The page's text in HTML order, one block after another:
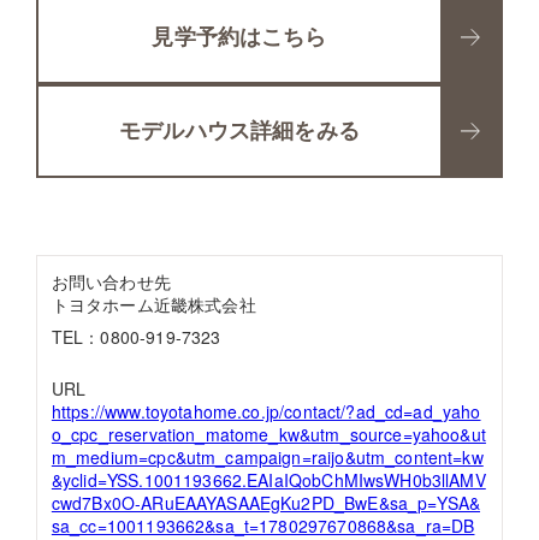
見学予約はこちら
モデルハウス詳細をみる
お問い合わせ先
トヨタホーム近畿株式会社
TEL：0800-919-7323
URL
https://www.toyotahome.co.jp/contact/?ad_cd=ad_yaho
o_cpc_reservation_matome_kw&utm_source=yahoo&ut
m_medium=cpc&utm_campaign=raijo&utm_content=kw
&yclid=YSS.1001193662.EAIaIQobChMIwsWH0b3llAMV
cwd7Bx0O-ARuEAAYASAAEgKu2PD_BwE&sa_p=YSA&
sa_cc=1001193662&sa_t=1780297670868&sa_ra=DB